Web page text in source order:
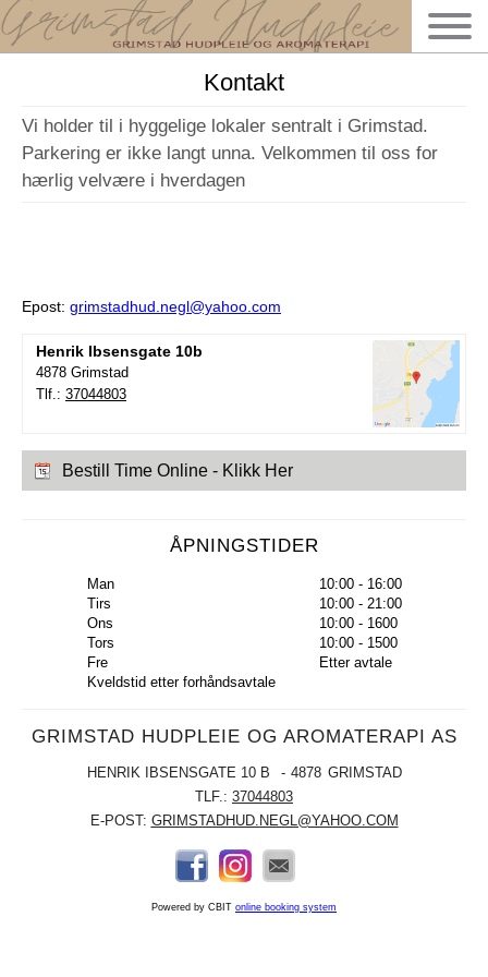
Kontakt
Vi holder til i hyggelige lokaler sentralt i Grimstad.
Parkering er ikke langt unna. Velkommen til oss for
hærlig velvære i hverdagen
Epost: grimstadhud.negl@yahoo.com
Henrik Ibsensgate 10b
4878 Grimstad
Tlf.: 37044803
Bestill Time Online - Klikk Her
ÅPNINGSTIDER
Man
10:00 - 16:00
Tirs
10:00 - 21:00
Ons
10:00 - 1600
Tors
10:00 - 1500
Fre
Etter avtale
Kveldstid etter forhåndsavtale
GRIMSTAD HUDPLEIE OG AROMATERAPI AS
HENRIK IBSENSGATE 10 B 4878 GRIMSTAD
TLF.: 37044803
E-POST: GRIMSTADHUD.NEGL@YAHOO.COM
Powered by CBIT online booking system